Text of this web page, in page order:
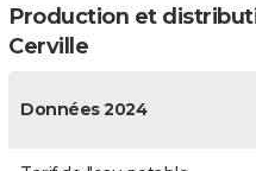
Production et
Cerville
Données 2024